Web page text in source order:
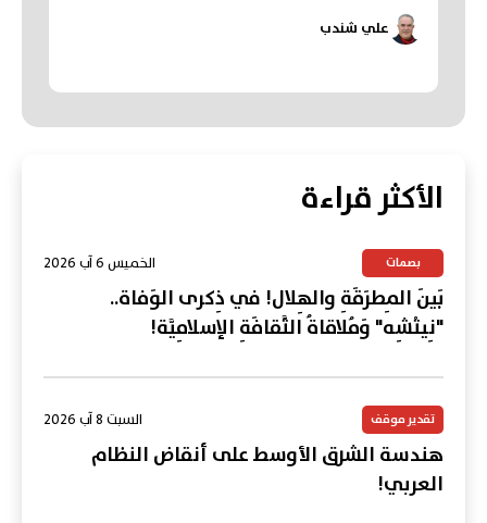
علي شندب
الأكثر قراءة
بصمات الخميس 6 آب 2026
بَينَ المِطرَقَةِ والهِلال! في ذِكرى الوَفاة..
"نِيتْشِه" وَمُلاقاةُ الثَّقافَةِ الإسلامِيَّة!
تقدير موقف السبت 8 آب 2026
هندسة الشرق الأوسط على أنقاض النظام
العربي!